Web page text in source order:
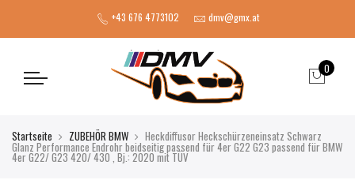
+43 676 4773102 dmv@gmx.at
0
Startseite ZUBEHÖR BMW Heckdiffusor Heckschürzeneinsatz Schwarz
Glanz Performance Endrohr beidseitig passend für 4er G22 G23 passend für BMW
4er G22/ G23 420/ 430 , Bj.: 2020 mit TÜV